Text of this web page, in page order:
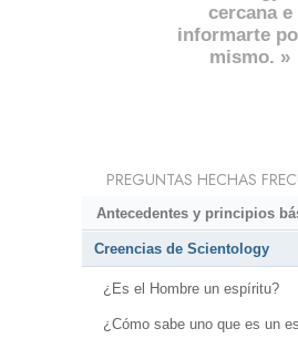
cercana e
informarte
mismo. »
PREGUNTAS HECHAS
Antecedentes y principios
Creencias de Scientology
¿Es el Hombre un espíritu?
¿Cómo sabe uno que es un